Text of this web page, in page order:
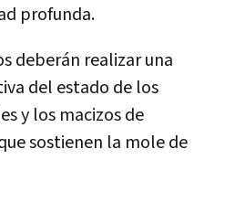
profunda.
deberán realizar una
del estado de los
y los macizos de
sostienen la mole de